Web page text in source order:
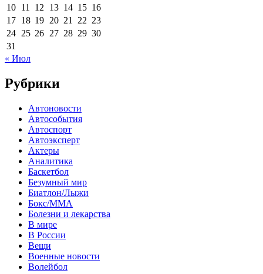
10 11 12 13 14 15 16
17 18 19 20 21 22 23
24 25 26 27 28 29 30
31
« Июл
Рубрики
Автоновости
Автособытия
Автоспорт
Автоэксперт
Актеры
Аналитика
Баскетбол
Безумный мир
Биатлон/Лыжи
Бокс/MMA
Болезни и лекарства
В мире
В России
Вещи
Военные новости
Волейбол